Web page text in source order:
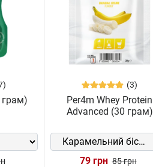
грам)
(3)
Per4m Whey Protein
Advanced (30 грам)
79 грн 85 грн